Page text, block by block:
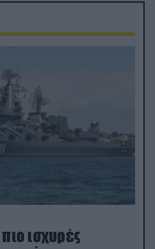
πιο ισχυρές